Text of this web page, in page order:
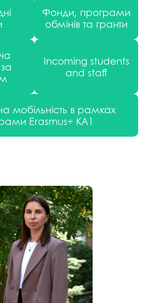
Фонди, програми
обмінів та гранти
Incoming students
and staff
мобільність в рамках
Erasmus+ KA1